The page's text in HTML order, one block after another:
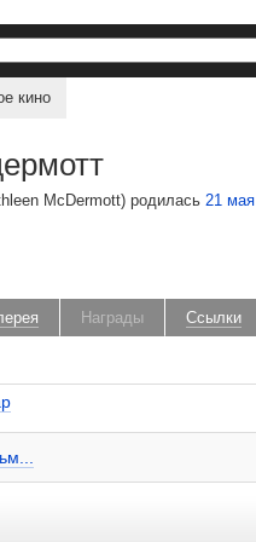
кино
McDermott) родилась21 мая
Награды Ссылки